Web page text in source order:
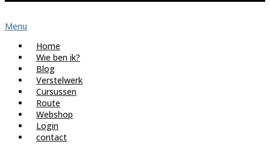
Menu
Home
Wie ben ik?
Blog
Verstelwerk
Cursussen
Route
Webshop
Login
contact